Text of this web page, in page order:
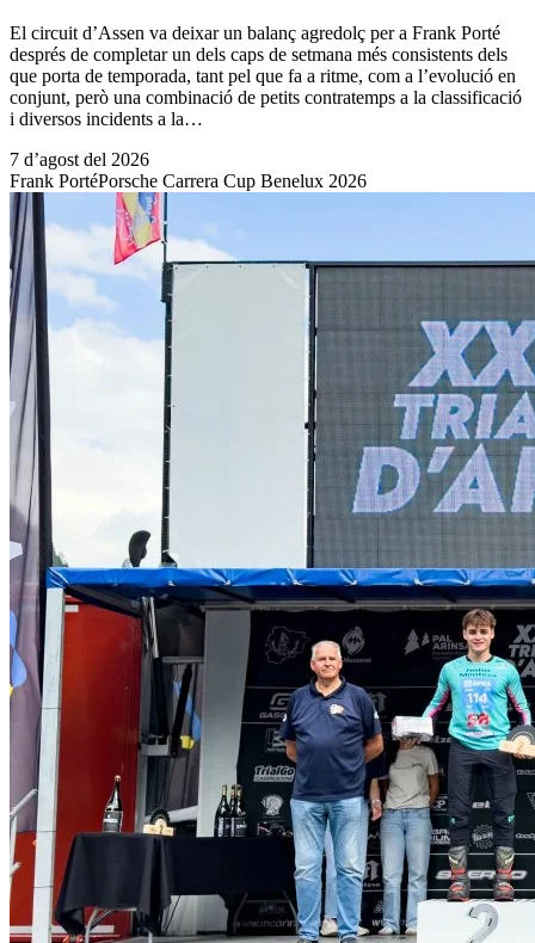
El circuit d’Assen va deixar un balanç agredolç per a Frank Porté
després de completar un dels caps de setmana més consistents dels
que porta de temporada, tant pel que fa a ritme, com a l’evolució en
conjunt, però una combinació de petits contratemps a la classificació
i diversos incidents a la…
7 d’agost del 2026
Frank PortéPorsche Carrera Cup Benelux 2026